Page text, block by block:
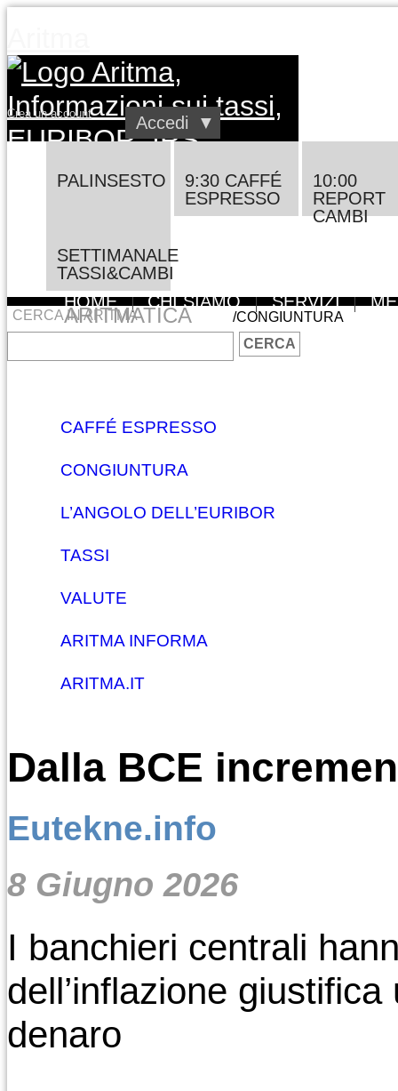
Accedi ▼
Crea un account
Vai al contenuto
HOME CHI SIAMO SERVIZI
PALINSESTO
9:30 CAFFÉ
ESPRESSO
10:00
REPORT
CAMBI
SETTIMANALE
TASSI&CAMBI
ARITMATICA /CONGIUNTURA
CERCA IN ARITMA
CERCA
CAFFÉ ESPRESSO
CONGIUNTURA
L’ANGOLO DELL’EURIBOR
TASSI
VALUTE
ARITMA INFORMA
ARITMA.IT
Dalla BCE
Eutekne.info
8 Giugno 2026
I banchieri centrali
dell’inflazione
denaro